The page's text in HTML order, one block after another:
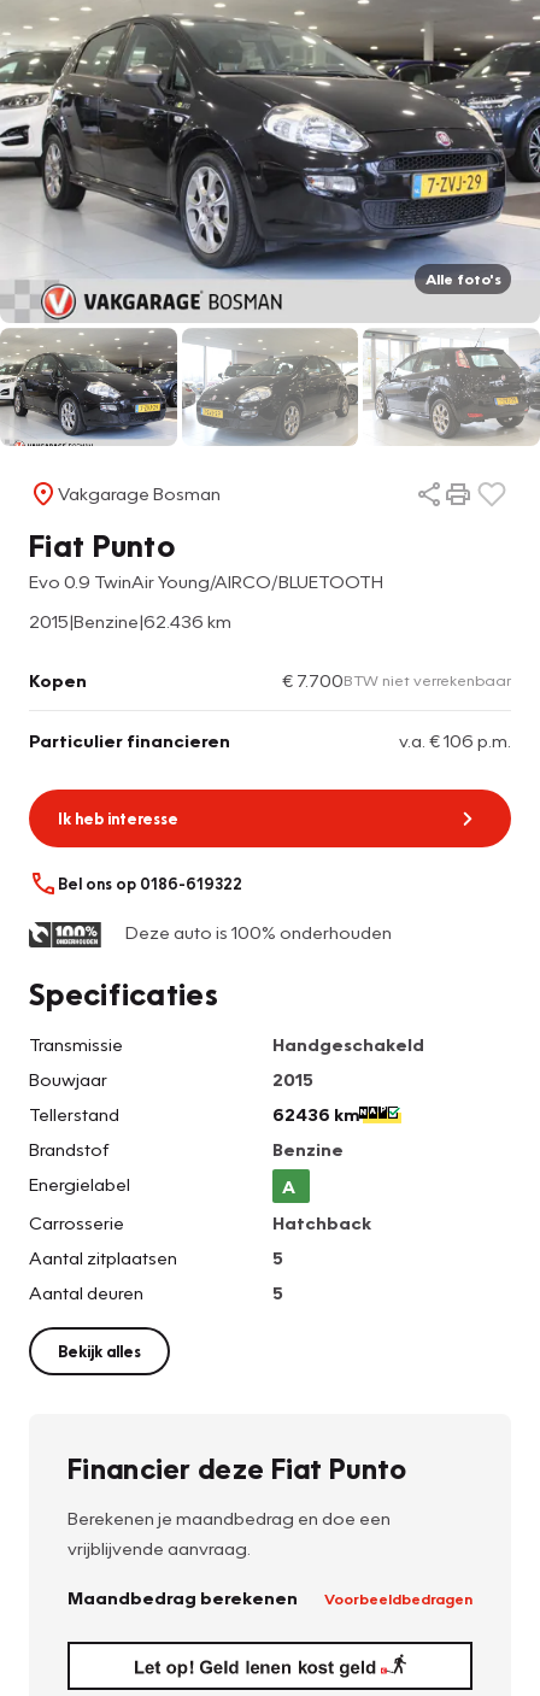
Alle foto's
Vakgarage Bosman
Fiat Punto
Evo 0.9 TwinAir Young/AIRCO/BLUETOOTH
2015|Benzine|62.436 km
Kopen € 7.700BTW niet verrekenbaar
Particulier financieren v.a. € 106 p.m.
Ik heb interesse
Bel ons op 0186-619322
Deze auto is 100% onderhouden
Specificaties
Transmissie
Handgeschakeld
Bouwjaar
2015
Tellerstand
62436 km
Brandstof
Benzine
Energielabel
A
Carrosserie
Hatchback
Aantal zitplaatsen
5
Aantal deuren
5
Bekijk alles
Financier deze Fiat Punto
Berekenen je maandbedrag en doe een
vrijblijvende aanvraag.
Maandbedrag berekenen Voorbeeldbedragen